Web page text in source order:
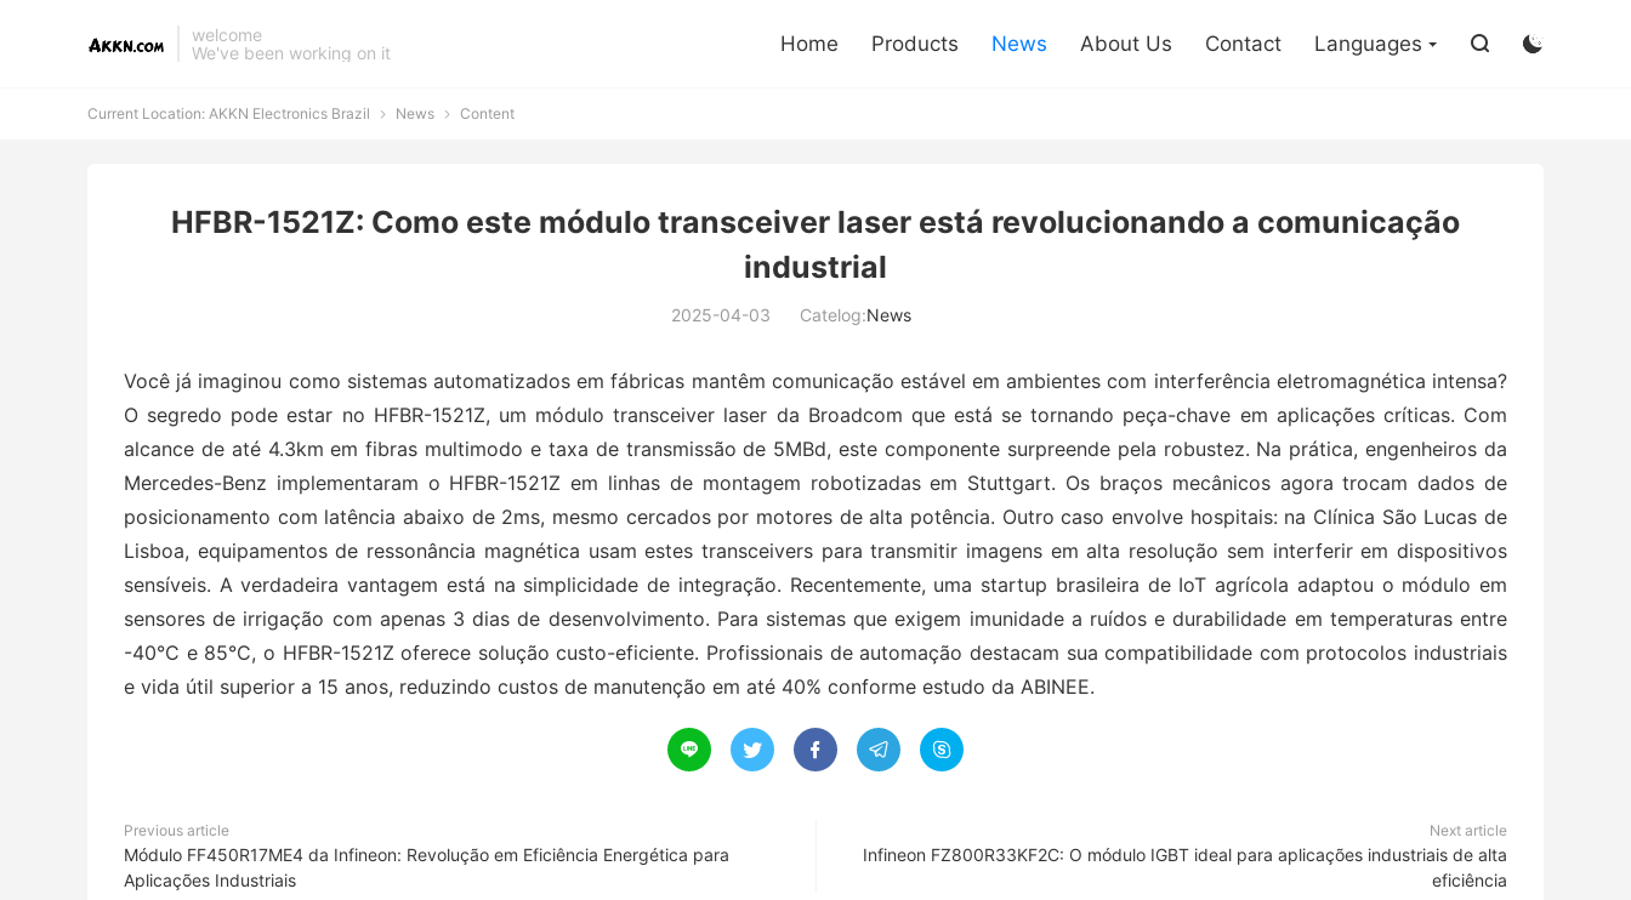
welcome
We've been working on it
Home Products News About Us Contact Languages  
Current Location: AKKN Electronics Brazil  News  Content
HFBR-1521Z: Como este módulo transceiver laser está revolucionando a comunicação
industrial
2025-04-03 Catelog:News
Você já imaginou como sistemas automatizados em fábricas mantêm comunicação estável em ambientes com interferência eletromagnética intensa?
O segredo pode estar no HFBR-1521Z, um módulo transceiver laser da Broadcom que está se tornando peça-chave em aplicações críticas. Com
alcance de até 4.3km em fibras multimodo e taxa de transmissão de 5MBd, este componente surpreende pela robustez. Na prática, engenheiros da
Mercedes-Benz implementaram o HFBR-1521Z em linhas de montagem robotizadas em Stuttgart. Os braços mecânicos agora trocam dados de
posicionamento com latência abaixo de 2ms, mesmo cercados por motores de alta potência. Outro caso envolve hospitais: na Clínica São Lucas de
Lisboa, equipamentos de ressonância magnética usam estes transceivers para transmitir imagens em alta resolução sem interferir em dispositivos
sensíveis. A verdadeira vantagem está na simplicidade de integração. Recentemente, uma startup brasileira de IoT agrícola adaptou o módulo em
sensores de irrigação com apenas 3 dias de desenvolvimento. Para sistemas que exigem imunidade a ruídos e durabilidade em temperaturas entre
-40°C e 85°C, o HFBR-1521Z oferece solução custo-eficiente. Profissionais de automação destacam sua compatibilidade com protocolos industriais
e vida útil superior a 15 anos, reduzindo custos de manutenção em até 40% conforme estudo da ABINEE.
    
Previous article
Módulo FF450R17ME4 da Infineon: Revolução em Eficiência Energética para
Aplicações Industriais
Next article
Infineon FZ800R33KF2C: O módulo IGBT ideal para aplicações industriais de alta
eficiência